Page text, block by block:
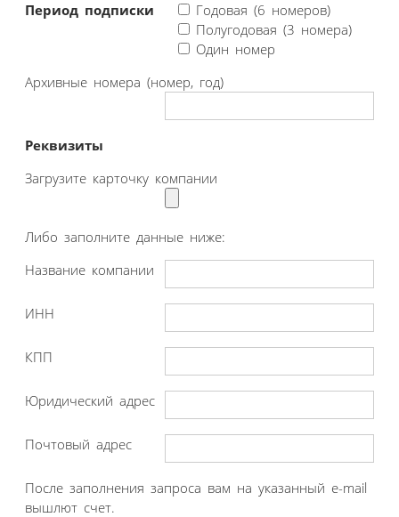
Период подписки
Годовая (6 номеров)
Полугодовая (3 номера)
Один номер
Архивные номера (номер, год)
Реквизиты
Загрузите карточку компании
Либо заполните данные ниже:
Название компании
ИНН
КПП
Юридический адрес
Почтовый адрес
После заполнения запроса вам на указанный e-mail
вышлют счет.